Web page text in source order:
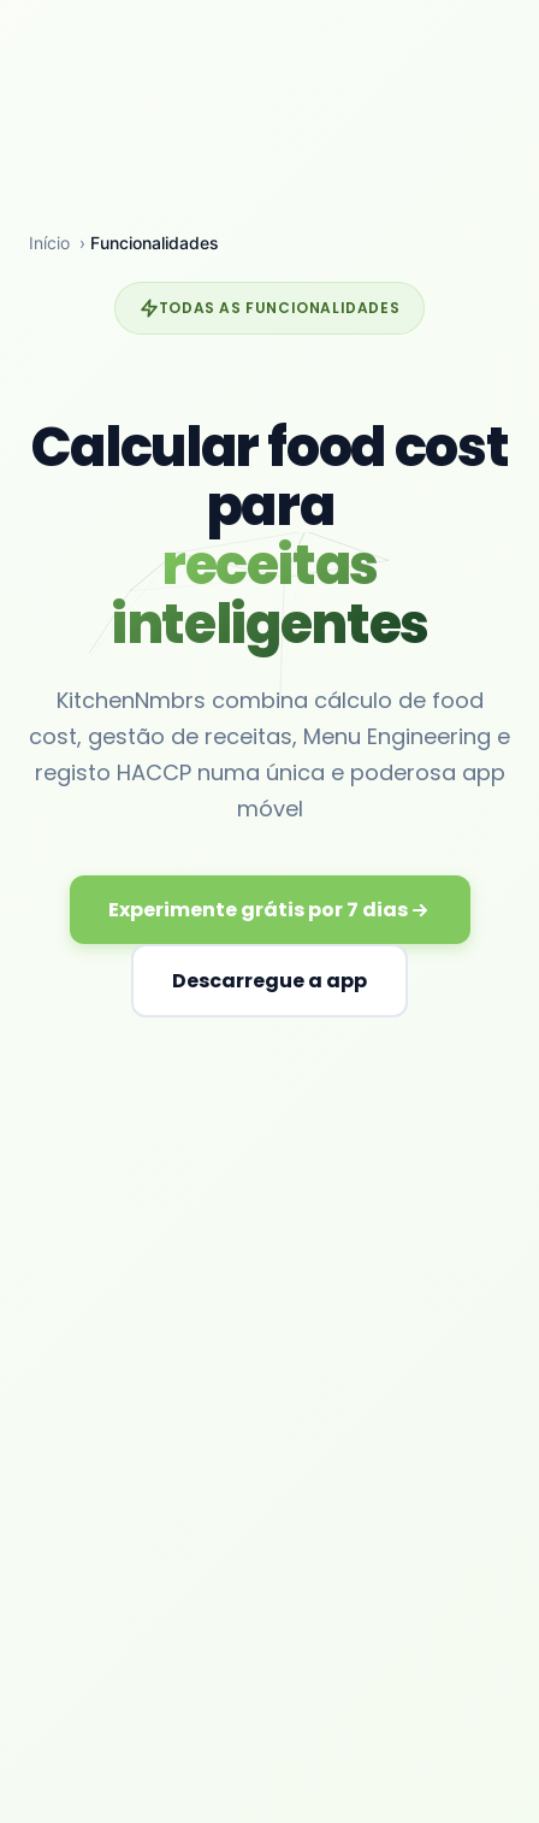
Início › Funcionalidades
TODAS AS FUNCIONALIDADES
Calcular food cost
para
receitas
inteligentes
KitchenNmbrs combina cálculo de food
cost, gestão de receitas, Menu Engineering e
registo HACCP numa única e poderosa app
móvel
Experimente grátis por 7 dias
Descarregue a app